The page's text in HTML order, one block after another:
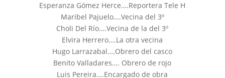
Esperanza Gómez Herce….Reportera Tele H
Maribel Pajuelo….Vecina del 3º
Choli Del Río….Vecina de la del 3º
Elvira Herrero….La otra vecina
Hugo Larrazabal….Obrero del casco
Benito Valladares…. Obrero de rojo
Luis Pereira….Encargado de obra